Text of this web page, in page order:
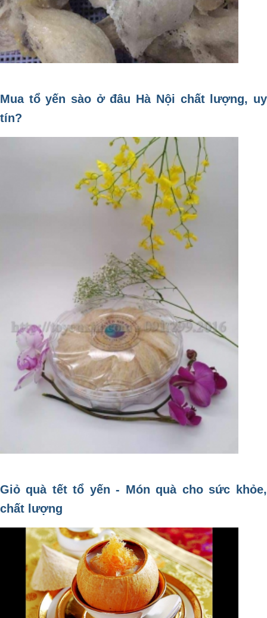
Mua tổ yến sào ở đâu Hà Nội chất lượng, uy
tín?
Giỏ quà tết tổ yến - Món quà cho sức khỏe,
chất lượng